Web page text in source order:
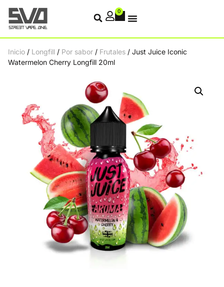
0
Inicio / Longfill / Por sabor / Frutales / Just Juice Iconic
Watermelon Cherry Longfill 20ml